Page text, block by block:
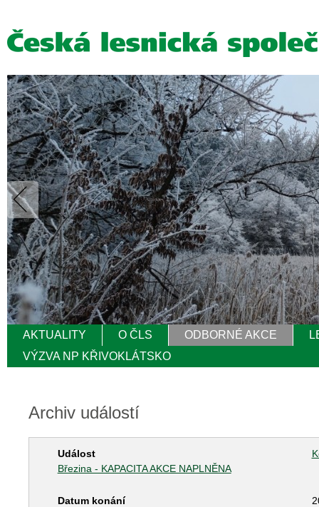
AKTUALITY O ČLS ODBORNÉ AKCE
VÝZVA NP KŘIVOKLÁTSKO
Archiv událostí
Březina - KAPACITA AKCE NAPLNĚNA